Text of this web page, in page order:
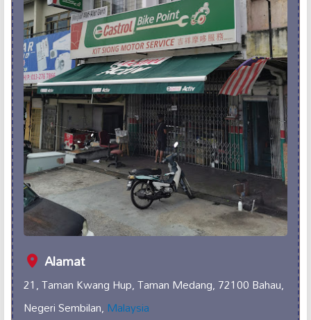
Alamat
21, Taman Kwang Hup, Taman Medang, 72100 Bahau,
Negeri Sembilan,Malaysia